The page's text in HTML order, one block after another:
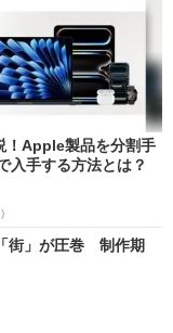
！Apple製品を分割手
入手する方法とは？
街」が圧巻 制作期